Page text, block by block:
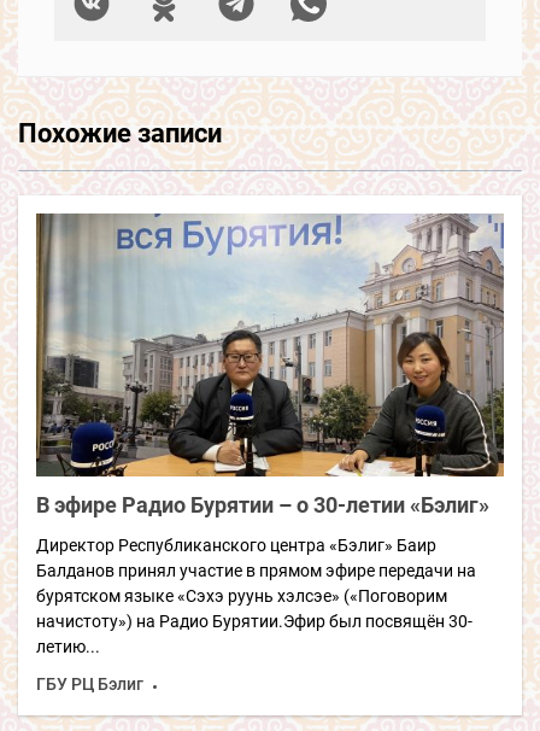
Похожие записи
В эфире Радио Бурятии – о 30-летии «Бэлиг»
Директор Республиканского центра «Бэлиг» Баир
Балданов принял участие в прямом эфире передачи на
бурятском языке «Сэхэ руунь хэлсэе» («Поговорим
начистоту») на Радио Бурятии.Эфир был посвящён 30-
летию...
ГБУ РЦ Бэлиг